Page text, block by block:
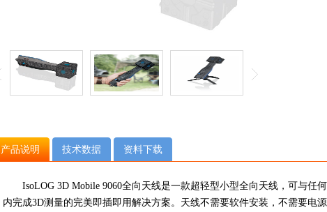
产品说明 技术数据 资料下载
IsoLOG 3D Mobile 9060全向天线是一款超轻型小型全向天线，可与任
内完成3D测量的完美即插即用解决方案。天线不需要软件安装，不需要电